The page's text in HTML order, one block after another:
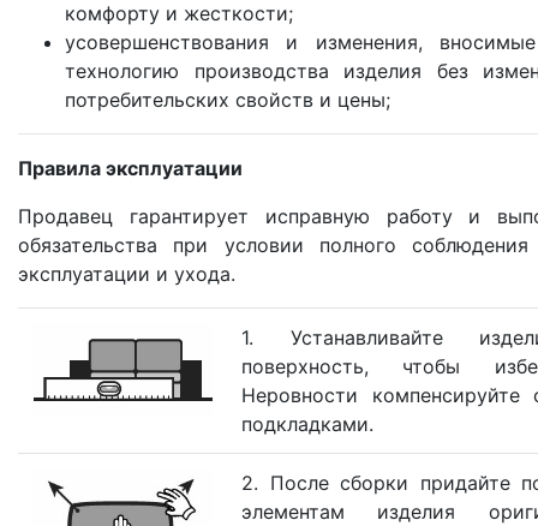
комфорту и жесткости;
усовершенствования и изменения,
технологию производства изделия без
потребительских свойств и цены;
Правила эксплуатации
Продавец гарантирует исправную работу и
обязательства при условии полного
эксплуатации и ухода.
1. Устанавливайте
поверхность, чтобы
Неровности компенсируйте
подкладками.
2. После сборки придайте
элементам изделия